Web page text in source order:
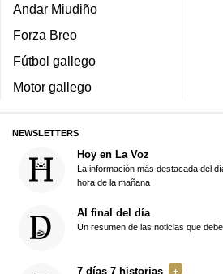
Andar Miudiño
Forza Breo
Fútbol gallego
Motor gallego
NEWSLETTERS
Hoy en La Voz
La información más destacada del
hora de la mañana
Al final del día
Un resumen de las noticias que
7 días 7 historias